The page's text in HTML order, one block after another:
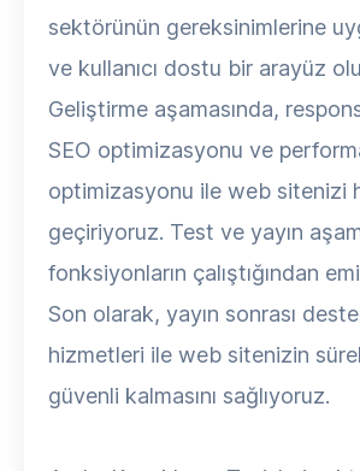
sektörünün gereksinimlerine
ve kullanıcı dostu bir arayüz
Geliştirme aşamasında,
SEO optimizasyonu ve
optimizasyonu ile web sitenizi
geçiriyoruz. Test ve yayın
fonksiyonların çalıştığından
Son olarak, yayın sonrası
hizmetleri ile web sitenizin
güvenli kalmasını sağlıyoruz.